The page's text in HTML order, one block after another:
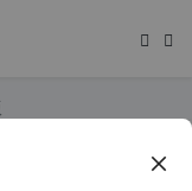
里奥兄弟U 中文豪